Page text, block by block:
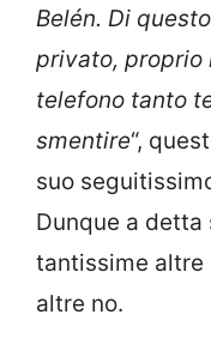
Belén. Di
privato, proprio
telefono tanto
smentire“,
suo
Dunque a
tantissime altre
altre no.